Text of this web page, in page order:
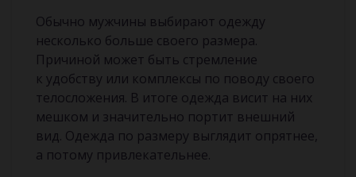
Обычно мужчины выбирают одежду
несколько больше своего размера.
Причиной может быть стремление
к удобству или комплексы по поводу своего
телосложения. В итоге одежда висит на них
мешком и значительно портит внешний
вид. Одежда по размеру выглядит опрятнее,
а потому привлекательнее.